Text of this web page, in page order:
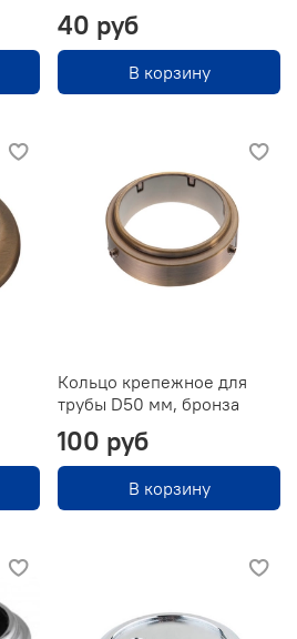
40 руб
В корзину
Кольцо крепежное для
трубы D50 мм, бронза
100 руб
В корзину